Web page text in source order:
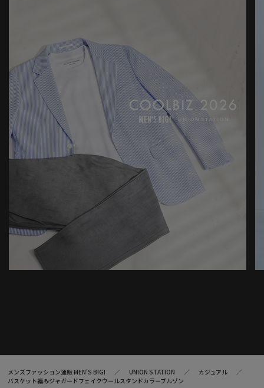
メンズファッション通販 MEN'S BIGI UNION STATION
カジュアル
バスケット編みジャガードフェイクウールスタンドカラーブルゾン